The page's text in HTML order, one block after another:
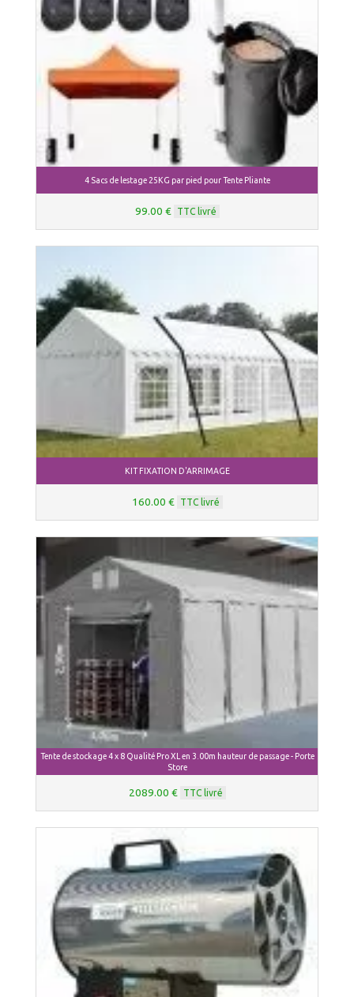
4 Sacs de lestage 25KG par pied pour Tente Pliante
99.00 € TTC livré
KIT FIXATION D'ARRIMAGE
160.00 € TTC livré
Tente de stockage 4 x 8 Qualité Pro XL en 3.00m hauteur de passage - Porte
Store
2089.00 € TTC livré